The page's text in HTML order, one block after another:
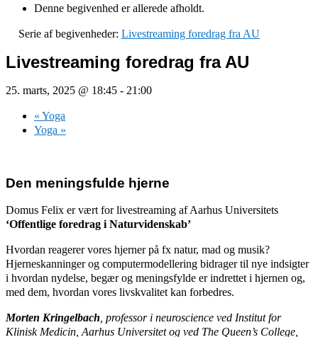
Denne begivenhed er allerede afholdt.
Serie af begivenheder: Livestreaming foredrag fra AU
Livestreaming foredrag fra AU
25. marts, 2025 @ 18:45 - 21:00
« Yoga
Yoga »
Den meningsfulde hjerne
Domus Felix er vært for livestreaming af Aarhus Universitets
‘Offentlige foredrag i Naturvidenskab’
Hvordan reagerer vores hjerner på fx natur, mad og musik?
Hjerneskanninger og computermodellering bidrager til nye indsigter
i hvordan nydelse, begær og meningsfylde er indrettet i hjernen og,
med dem, hvordan vores livskvalitet kan forbedres.
Morten Kringelbach , professor i neuroscience ved Institut for
Klinisk Medicin, Aarhus Universitet og ved The Queen’s College,